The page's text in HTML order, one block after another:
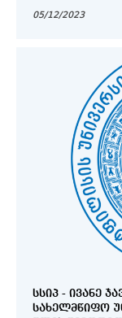
05/12/2023
ᲡᲡᲘᲞ - ᲘᲕᲐᲜᲔ
ᲡᲐᲮᲔᲚᲛᲬᲘᲤᲝ